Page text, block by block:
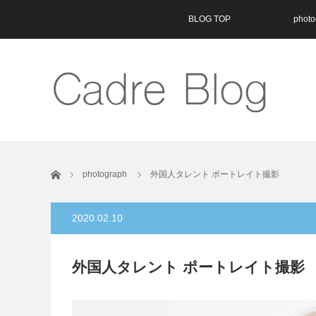
BLOG TOP
ホーム photograph 外国人タレント ポートレイト撮影
2020.02.10
外国人タレント ポートレイト撮影